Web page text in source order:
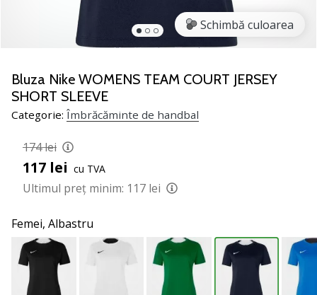
PUMA
Accelerate
NITRO
SQD
Află
care
sunt
actualizările
și
vezi
dacă
merită…
Schimbă culoarea
Bluza Nike WOMENS TEAM COURT JERSEY
SHORT SLEEVE
Categorie: Îmbrăcăminte de handbal
174 lei
117 lei cu TVA
Ultimul preț minim: 117 lei
Femei, Albastru